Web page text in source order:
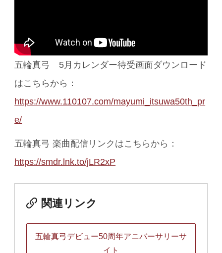
五輪真弓 5月カレンダー待受画面ダウンロード
はこちらから：
https://www.110107.com/mayumi_itsuwa50th_pr
e/
五輪真弓 楽曲配信リンクはこちらから：
https://smdr.lnk.to/jLR2xP
関連リンク
五輪真弓デビュー50周年アニバーサリーサ
イト